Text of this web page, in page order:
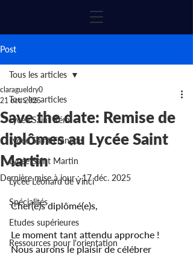
Post
Tous les articles
Lycée Saint Rémi
Lycée Saint François
Lycée Saint Martin
Lycée Léonard de Vinci
Spécialités
Etudes supérieures
Ressources pour l'orientation
Tous les articles
Save the date: Remise de
diplômes au Lycée Saint
Martin
claragueldry0
21 oct. 2025
Dernière mise à jour :17 déc. 2025
Cher(e)s diplômé(e)s,
Le moment tant attendu approche !
Nous aurons le plaisir de célébrer